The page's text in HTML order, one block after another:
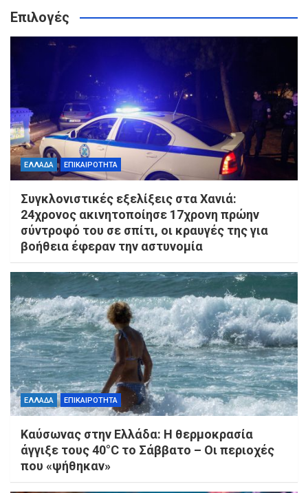
Επιλογές
ΕΛΛΑΔΑ ΕΠΙΚΑΙΡΟΤΗΤΑ
Συγκλονιστικές εξελίξεις στα Χανιά:
24χρονος ακινητοποίησε 17χρονη πρώην
σύντροφό του σε σπίτι, οι κραυγές της για
βοήθεια έφεραν την αστυνομία
ΕΛΛΑΔΑ ΕΠΙΚΑΙΡΟΤΗΤΑ
Καύσωνας στην Ελλάδα: Η θερμοκρασία
άγγιξε τους 40°C το Σάββατο – Οι περιοχές
που «ψήθηκαν»